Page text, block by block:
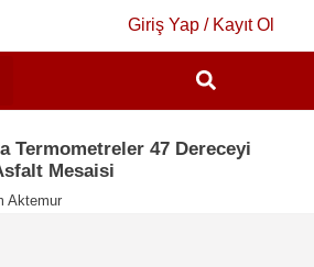
Giriş Yap / Kayıt Ol
Termometreler 47 Dereceyi
Mesaisi
Aktemur